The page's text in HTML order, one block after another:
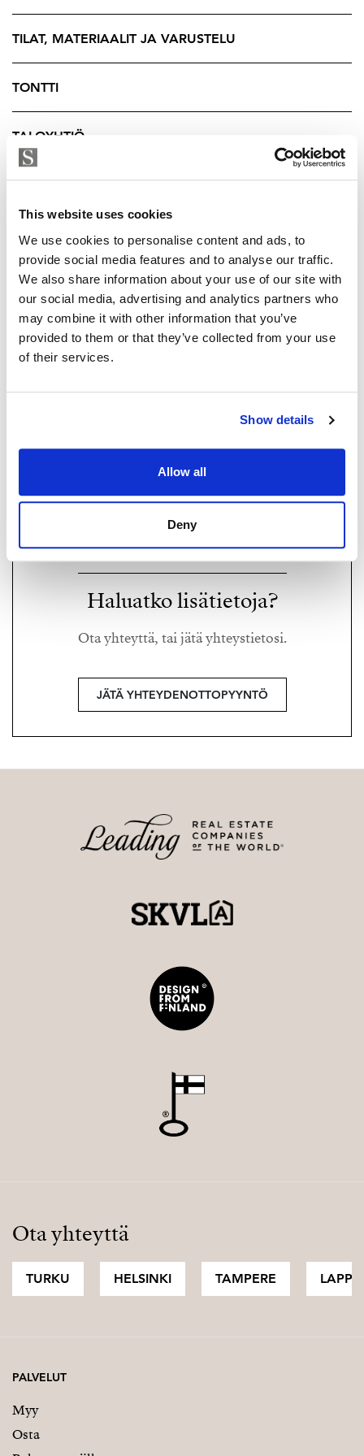
This website uses cookies
We use cookies to personalise content and ads, to
provide social media features and to analyse our traffic.
We also share information about your use of our site with
our social media, advertising and analytics partners who
may combine it with other information that you’ve
provided to them or that they’ve collected from your use
of their services.
Show details
Allow all
Deny
+358 40 174 3010
Ylempi kiinteistönvälittäjä YKV, LKV
Haluatko lisätietoja?
Ota yhteyttä, tai jätä yhteystietosi.
JÄTÄ YHTEYDENOTTOPYYNTÖ
Asunto Oy Loimitukki on omatottinen taloyhtiö. Yhtiö
lämpenee maalämmöllä. Taloyhtiö koostuu 72
asuinhuoneistosta.
Tuukka Hakkarainen
Ylempi Kiinteistönvälittäjä, YKV LKV
040 174 3010 – tuukka.hakkarainen@strand.fi
TILAT, MATERIAALIT JA VARUSTELU
TONTTI
TALOYHTIÖ
YRITYKSEN TIEDOT
Ota yhteyttä
TURKU HELSINKI TAMPERE LAPPI
PALVELUT
Myy
Osta